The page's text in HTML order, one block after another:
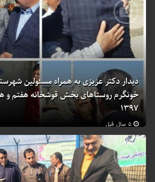
دیدار دکتر عزیزی به همراه مسئولین
خونگرم روستاهای بخش قوشخانه هفتم و
۱۳۹۷
۵ سال قبل